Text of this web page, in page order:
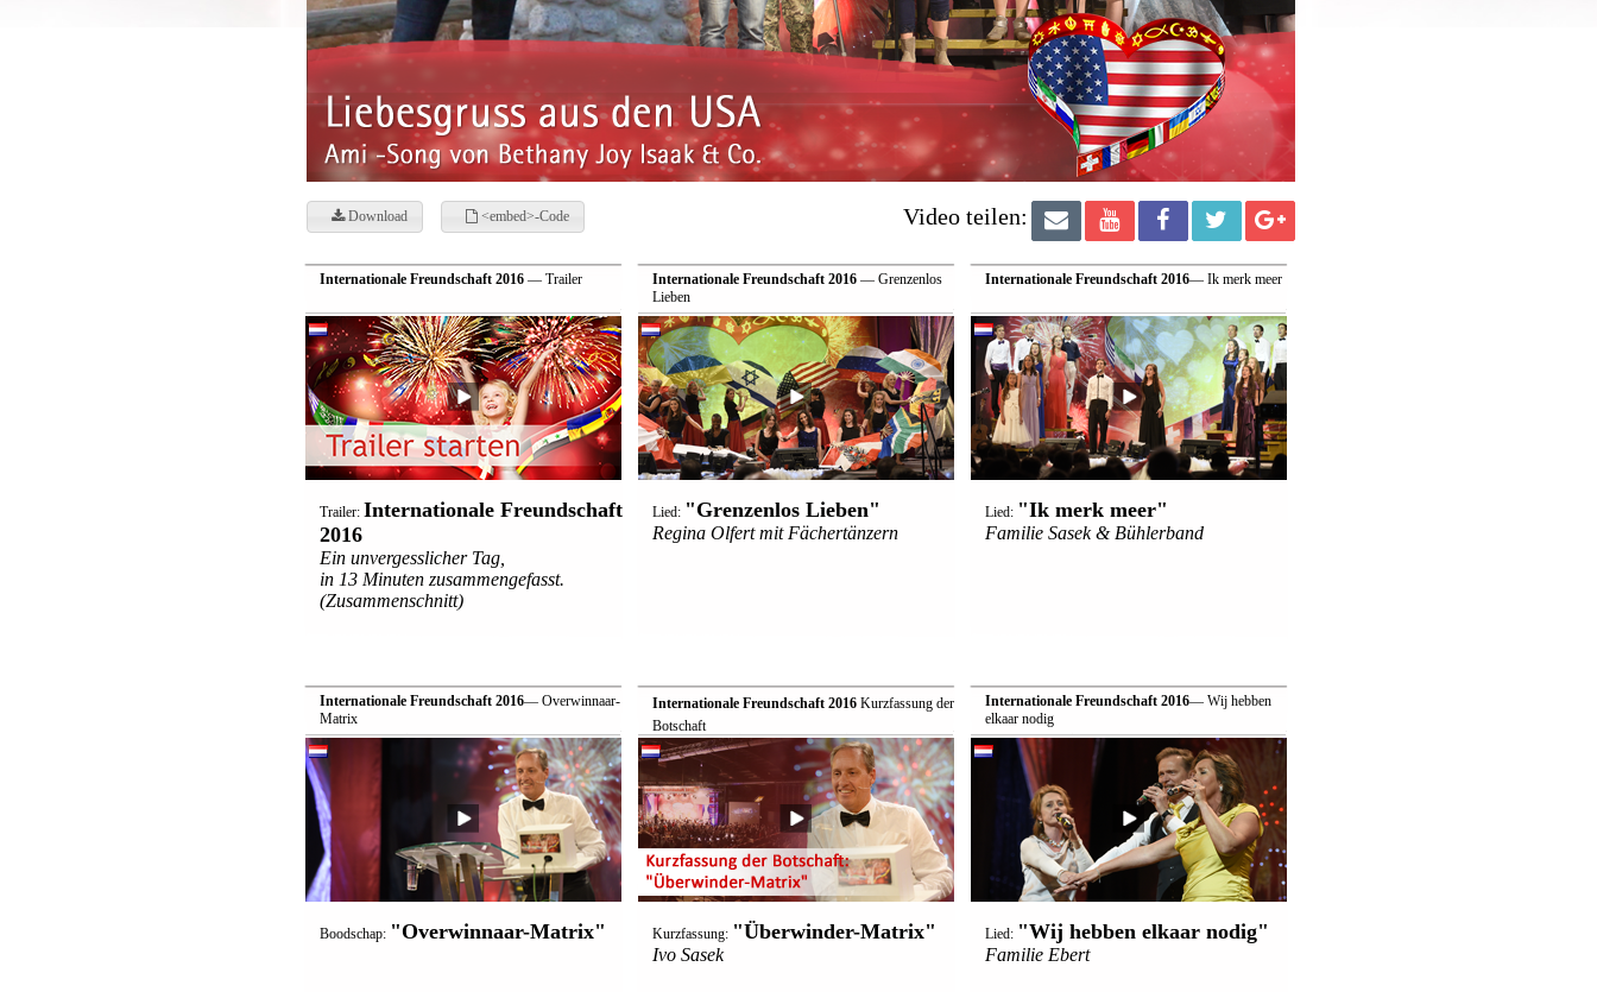
Download <embed>-Code Video teilen:
Internationale Freundschaft 2016— Trailer
Trailer: Internationale Freundschaft
2016
Ein unvergesslicher Tag,
in 13 Minuten zusammengefasst.
(Zusammenschnitt)
Internationale Freundschaft 2016— Grenzenlos
Lieben
Lied: "Grenzenlos Lieben"
Regina Olfert mit Fächertänzern
Internationale Freundschaft 2016— Ik merk meer
Lied: "Ik merk meer"
Familie Sasek & Bühlerband
Internationale Freundschaft 2016— Overwinnaar-
Matrix
Boodschap: "Overwinnaar-Matrix"
Internationale Freundschaft 2016 Kurzfassung der
Botschaft
Kurzfassung: "Überwinder-Matrix"
Ivo Sasek
Internationale Freundschaft 2016— Wij hebben
elkaar nodig
Lied: "Wij hebben elkaar nodig"
Familie Ebert